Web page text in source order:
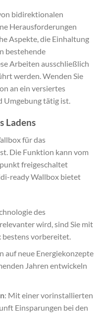
bidirektionalen
Herausforderungen
Aspekte, die Einhaltung
bestehende
Arbeiten ausschließlich
werden. Wenden Sie
an ein versiertes
Umgebung tätig ist.
Ladens
für das
Die Funktion kann vom
freigeschaltet
ready Wallbox bietet
des
wird, sind Sie mit
bestens vorbereitet.
auf neue Energiekonzepte
Jahren entwickeln
: Mit einer vorinstallierten
Einsparungen bei den